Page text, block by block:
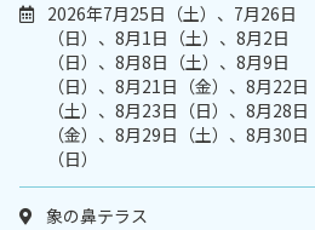
2026年7月25日（土）、7月26日
（日）、8月1日（土）、8月2日
（日）、8月8日（土）、8月9日
（日）、8月21日（金）、8月22日
（土）、8月23日（日）、8月28日
（金）、8月29日（土）、8月30日
（日）
象の鼻テラス